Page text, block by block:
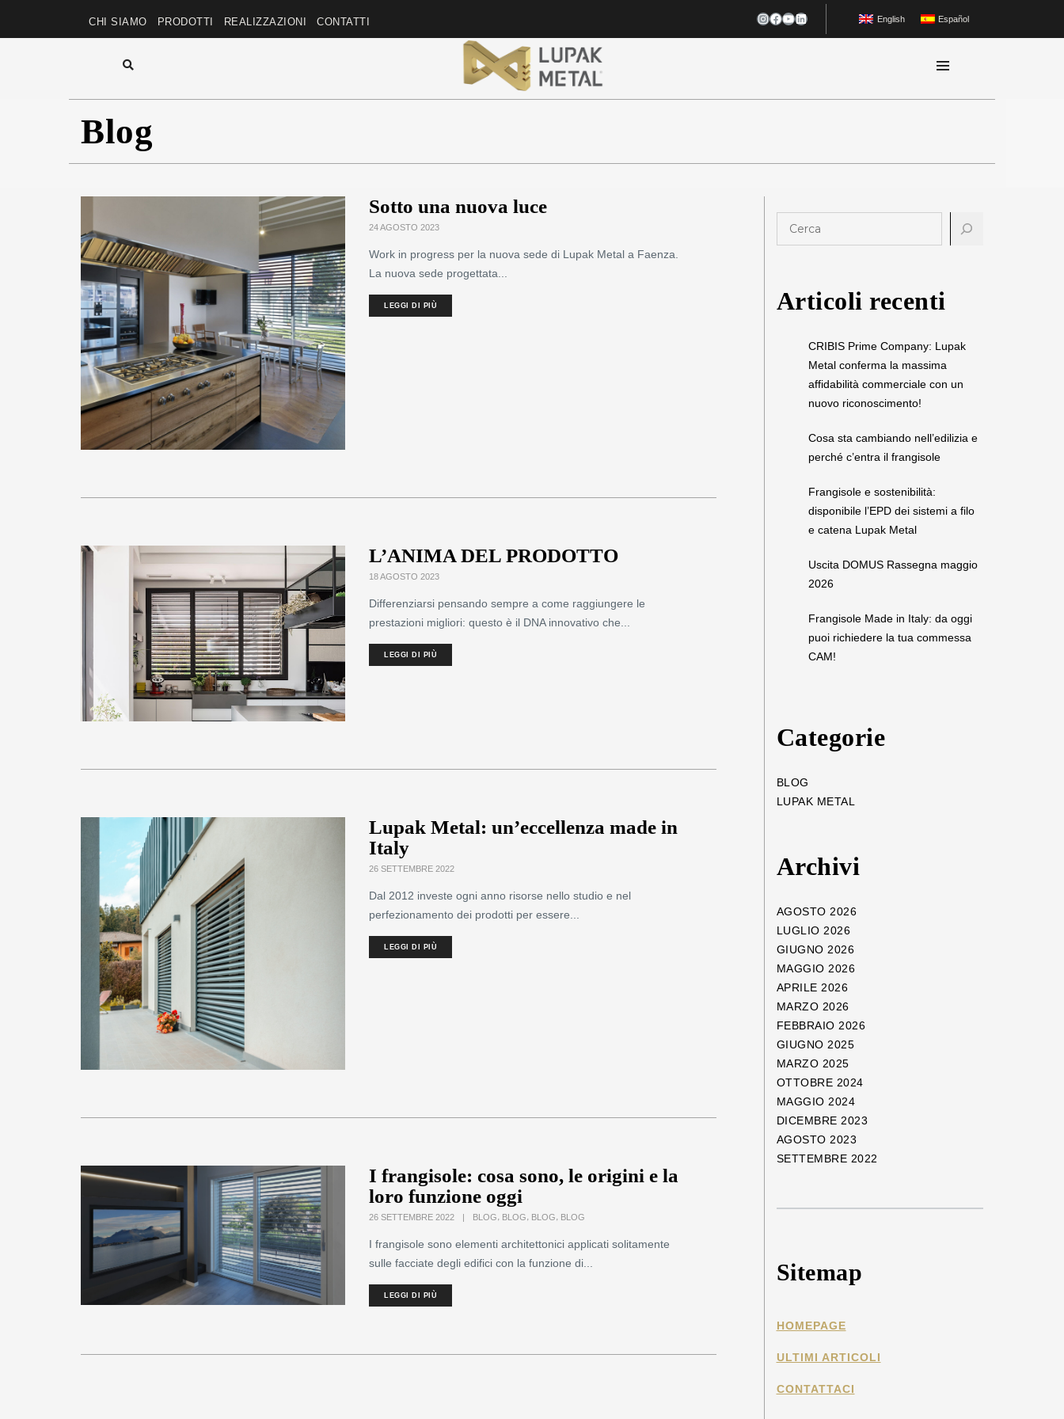
CHI SIAMO PRODOTTI REALIZZAZIONI CONTATTI Instagram
Facebook
YouTube
LinkedIn English Español
Blog
Sotto una nuova luce
24 AGOSTO 2023
Work in progress per la nuova sede di Lupak Metal a Faenza.
La nuova sede progettata...
LEGGI DI PIÙ
L’ANIMA DEL PRODOTTO
18 AGOSTO 2023
Differenziarsi pensando sempre a come raggiungere le
prestazioni migliori: questo è il DNA innovativo che...
LEGGI DI PIÙ
Lupak Metal: un’eccellenza made in
Italy
26 SETTEMBRE 2022
Dal 2012 investe ogni anno risorse nello studio e nel
perfezionamento dei prodotti per essere...
LEGGI DI PIÙ
I frangisole: cosa sono, le origini e la
loro funzione oggi
26 SETTEMBRE 2022 BLOG, BLOG, BLOG, BLOG
I frangisole sono elementi architettonici applicati solitamente
sulle facciate degli edifici con la funzione di...
LEGGI DI PIÙ
a
Articoli recenti
CRIBIS Prime Company: Lupak
Metal conferma la massima
affidabilità commerciale con un
nuovo riconoscimento!
Cosa sta cambiando nell’edilizia e
perché c’entra il frangisole
Frangisole e sostenibilità:
disponibile l’EPD dei sistemi a filo
e catena Lupak Metal
Uscita DOMUS Rassegna maggio
2026
Frangisole Made in Italy: da oggi
puoi richiedere la tua commessa
CAM!
Categorie
BLOG
LUPAK METAL
Archivi
AGOSTO 2026
LUGLIO 2026
GIUGNO 2026
MAGGIO 2026
APRILE 2026
MARZO 2026
FEBBRAIO 2026
GIUGNO 2025
MARZO 2025
OTTOBRE 2024
MAGGIO 2024
DICEMBRE 2023
AGOSTO 2023
SETTEMBRE 2022
Sitemap
HOMEPAGE
ULTIMI ARTICOLI
CONTATTACI